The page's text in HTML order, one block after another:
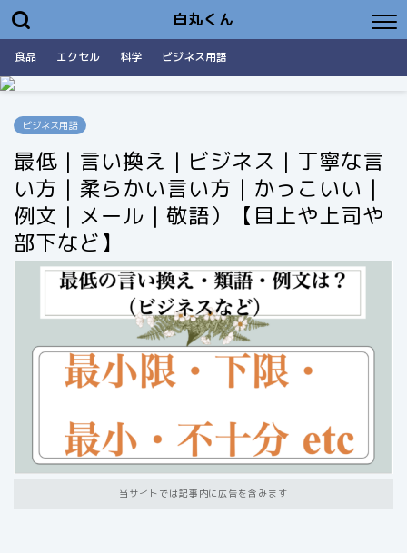
白丸くん
食品 エクセル 科学 ビジネス用語
ビジネス用語
最低｜言い換え｜ビジネス｜丁寧な言
い方｜柔らかい言い方｜かっこいい｜
例文｜メール｜敬語）【目上や上司や
部下など】
当サイトでは記事内に広告を含みます